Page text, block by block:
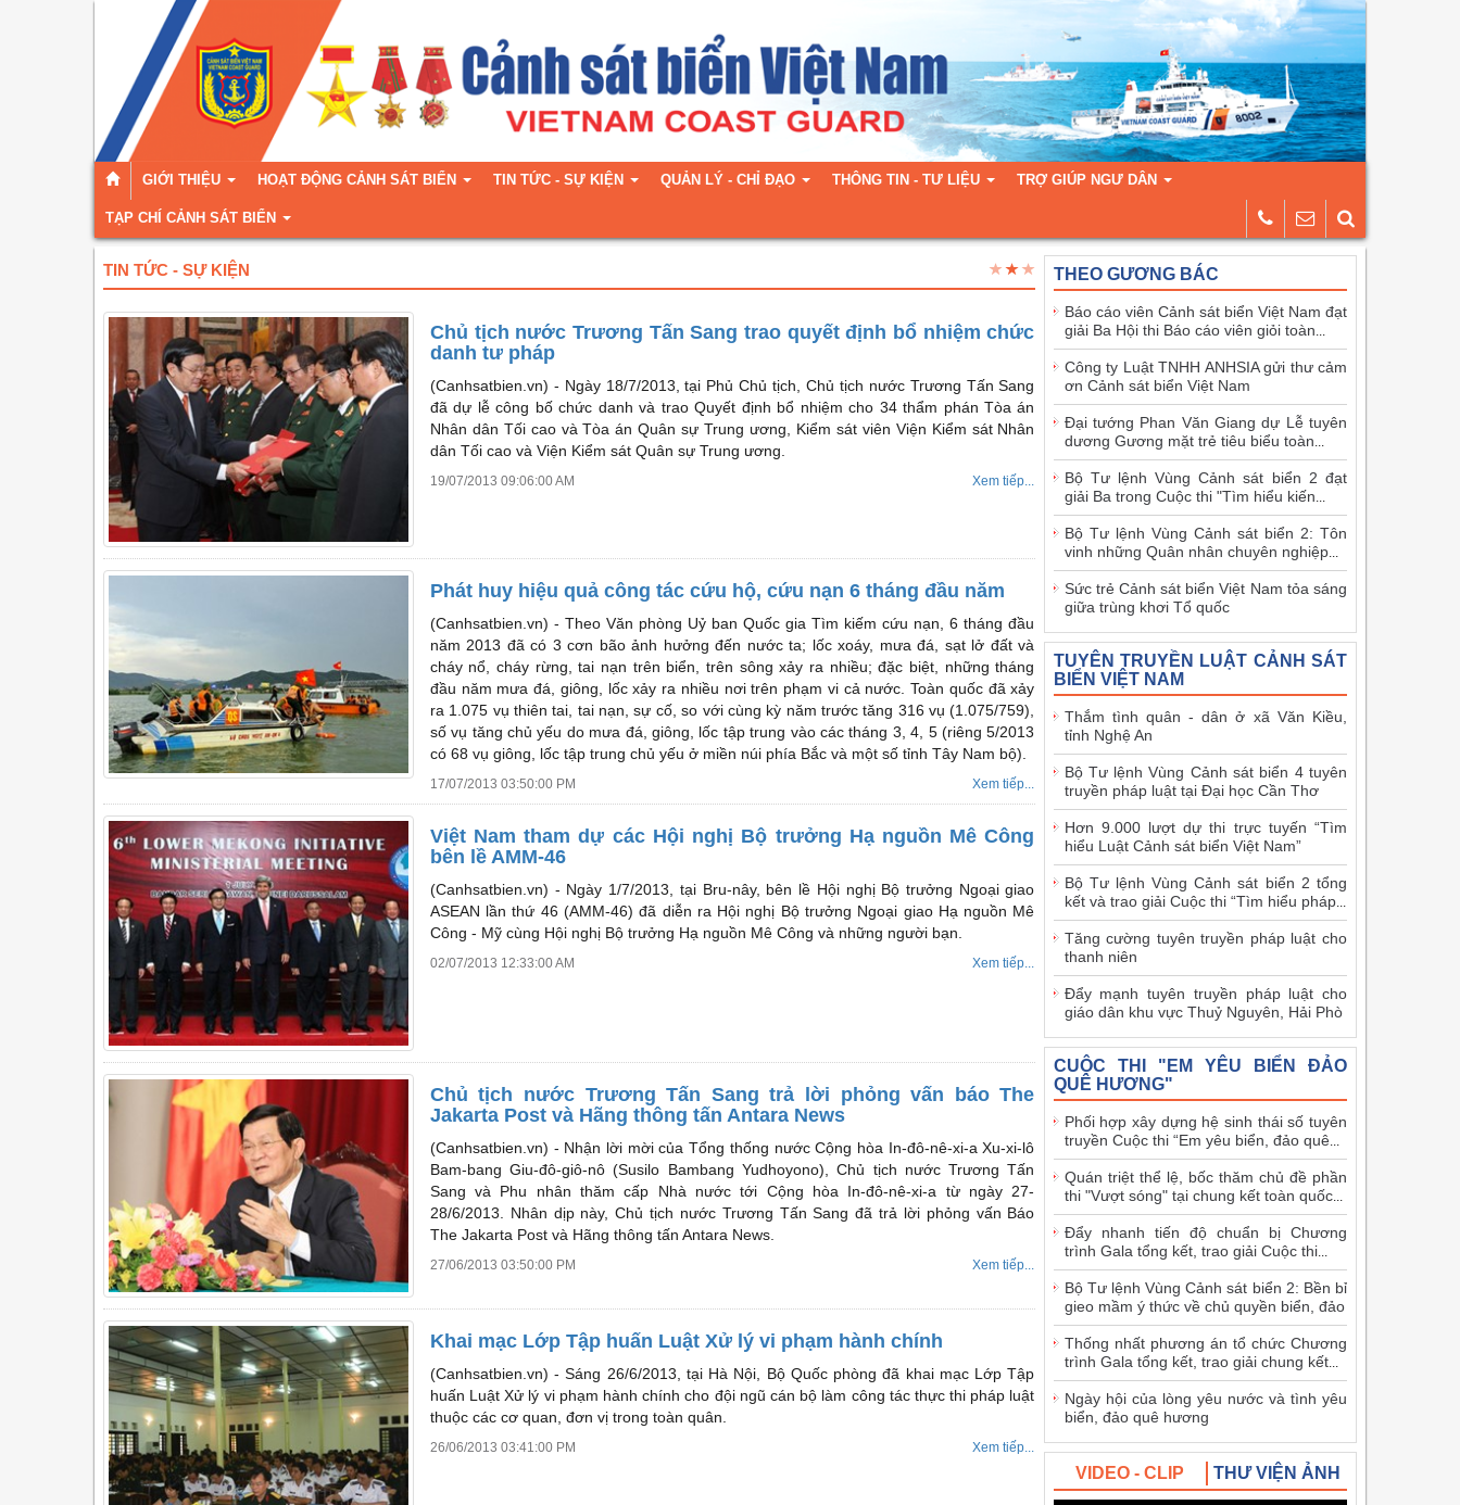
GIỚI THIỆU HOẠT ĐỘNG CẢNH SÁT BIỂN TIN TỨC - SỰ KIỆN QUẢN LÝ - CHỈ ĐẠO THÔNG TIN - TƯ LIỆU TRỢ GIÚP NGƯ DÂN
TẠP CHÍ CẢNH SÁT BIỂN
TIN TỨC - SỰ KIỆN
Chủ tịch nước Trương Tấn Sang trao quyết định bổ nhiệm chức
danh tư pháp
(Canhsatbien.vn) - Ngày 18/7/2013, tại Phủ Chủ tịch, Chủ tịch nước Trương Tấn Sang
đã dự lễ công bố chức danh và trao Quyết định bổ nhiệm cho 34 thẩm phán Tòa án
Nhân dân Tối cao và Tòa án Quân sự Trung ương, Kiểm sát viên Viện Kiểm sát Nhân
dân Tối cao và Viện Kiểm sát Quân sự Trung ương.
19/07/2013 09:06:00 AM Xem tiếp...
Phát huy hiệu quả công tác cứu hộ, cứu nạn 6 tháng đầu năm
(Canhsatbien.vn) - Theo Văn phòng Uỷ ban Quốc gia Tìm kiếm cứu nạn, 6 tháng đầu
năm 2013 đã có 3 cơn bão ảnh hưởng đến nước ta; lốc xoáy, mưa đá, sạt lở đất và
cháy nổ, cháy rừng, tai nạn trên biển, trên sông xảy ra nhiều; đặc biệt, những tháng
đầu năm mưa đá, giông, lốc xảy ra nhiều nơi trên phạm vi cả nước. Toàn quốc đã xảy
ra 1.075 vụ thiên tai, tai nạn, sự cố, so với cùng kỳ năm trước tăng 316 vụ (1.075/759),
số vụ tăng chủ yếu do mưa đá, giông, lốc tập trung vào các tháng 3, 4, 5 (riêng 5/2013
có 68 vụ giông, lốc tập trung chủ yếu ở miền núi phía Bắc và một số tỉnh Tây Nam bộ).
17/07/2013 03:50:00 PM Xem tiếp...
Việt Nam tham dự các Hội nghị Bộ trưởng Hạ nguồn Mê Công
bên lề AMM-46
(Canhsatbien.vn) - Ngày 1/7/2013, tại Bru-nây, bên lề Hội nghị Bộ trưởng Ngoại giao
ASEAN lần thứ 46 (AMM-46) đã diễn ra Hội nghị Bộ trưởng Ngoại giao Hạ nguồn Mê
Công - Mỹ cùng Hội nghị Bộ trưởng Hạ nguồn Mê Công và những người bạn.
02/07/2013 12:33:00 AM Xem tiếp...
Chủ tịch nước Trương Tấn Sang trả lời phỏng vấn báo The
Jakarta Post và Hãng thông tấn Antara News
(Canhsatbien.vn) - Nhận lời mời của Tổng thống nước Cộng hòa In-đô-nê-xi-a Xu-xi-lô
Bam-bang Giu-đô-giô-nô (Susilo Bambang Yudhoyono), Chủ tịch nước Trương Tấn
Sang và Phu nhân thăm cấp Nhà nước tới Cộng hòa In-đô-nê-xi-a từ ngày 27-
28/6/2013. Nhân dịp này, Chủ tịch nước Trương Tấn Sang đã trả lời phỏng vấn Báo
The Jakarta Post và Hãng thông tấn Antara News.
27/06/2013 03:50:00 PM Xem tiếp...
Khai mạc Lớp Tập huấn Luật Xử lý vi phạm hành chính
(Canhsatbien.vn) -Sáng 26/6/2013, tại Hà Nội, Bộ Quốc phòng đã khai mạc Lớp Tập
huấn Luật Xử lý vi phạm hành chính cho đội ngũ cán bộ làm công tác thực thi pháp luật
thuộc các cơ quan, đơn vị trong toàn quân.
26/06/2013 03:41:00 PM Xem tiếp...
THEO GƯƠNG BÁC
Báo cáo viên Cảnh sát biển Việt Nam đạt
giải Ba Hội thi Báo cáo viên giỏi toàn
Công ty Luật TNHH ANHSIA gửi thư cảm
ơn Cảnh sát biển Việt Nam
Đại tướng Phan Văn Giang dự Lễ tuyên
dương Gương mặt trẻ tiêu biểu toàn
Bộ Tư lệnh Vùng Cảnh sát biển 2 đạt
giải Ba trong Cuộc thi "Tìm hiểu kiến
Bộ Tư lệnh Vùng Cảnh sát biển 2: Tôn
vinh những Quân nhân chuyên nghiệp...
Sức trẻ Cảnh sát biển Việt Nam tỏa sáng
giữa trùng khơi Tổ quốc
TUYÊN TRUYỀN LUẬT CẢNH SÁT
BIỂN VIỆT NAM
Thắm tình quân - dân ở xã Văn Kiều,
tỉnh Nghệ An
Bộ Tư lệnh Vùng Cảnh sát biển 4 tuyên
truyền pháp luật tại Đại học Cần Thơ
Hơn 9.000 lượt dự thi trực tuyến “Tìm
hiểu Luật Cảnh sát biển Việt Nam”
Bộ Tư lệnh Vùng Cảnh sát biển 2 tổng
kết và trao giải Cuộc thi “Tìm hiểu pháp...
Tăng cường tuyên truyền pháp luật cho
thanh niên
Đẩy mạnh tuyên truyền pháp luật cho
giáo dân khu vực Thuỷ Nguyên, Hải Phò
CUỘC THI "EM YÊU BIỂN ĐẢO
QUÊ HƯƠNG"
Phối hợp xây dựng hệ sinh thái số tuyên
truyền Cuộc thi “Em yêu biển, đảo quê...
Quán triệt thể lệ, bốc thăm chủ đề phần
thi "Vượt sóng" tại chung kết toàn quốc...
Đẩy nhanh tiến độ chuẩn bị Chương
trình Gala tổng kết, trao giải Cuộc thi...
Bộ Tư lệnh Vùng Cảnh sát biển 2: Bền bỉ
gieo mầm ý thức về chủ quyền biển, đảo
Thống nhất phương án tổ chức Chương
trình Gala tổng kết, trao giải chung kết...
Ngày hội của lòng yêu nước và tình yêu
biển, đảo quê hương
VIDEO - CLIP THƯ VIỆN ẢNH